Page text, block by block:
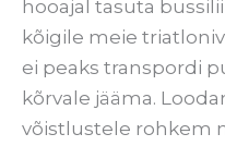
hooajal tasuta
kõigile meie
ei peaks transpordi
kõrvale jääma.
võistlustele rohkem